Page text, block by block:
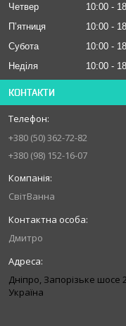
Четвер
10:00
Пʼятниця
10:00
Субота
10:00
Неділя
10:00
КОНТАКТИ
+380 (50) 362-72-82
+380 (98) 152-16-07
СвітВанна
Дмитро
Дніпро, Запорізьке шосе
Україна